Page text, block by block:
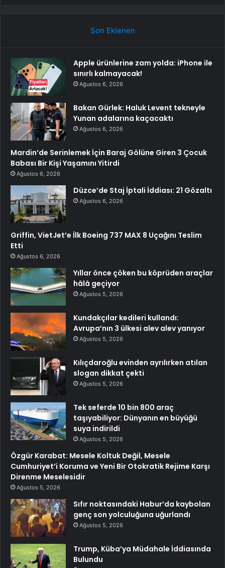
Son Eklenen
Apple ürünlerine zam yolda: iPhone ile
sınırlı kalmayacak!
Ağustos 6, 2026
Bakan Gürlek: Haluk Levent tekneyle
Yunan adalarına kaçacaktı
Ağustos 6, 2026
Mardin’de Serinlemek İçin Baraj Gölüne Giren 3 Çocuk
Babası Bir Kişi Yaşamını Yitirdi
Ağustos 6, 2026
Düzce’de Staj İptali İddiası: 21 Gözaltı
Ağustos 6, 2026
Griffin, VietJet’e İlk Boeing 737 MAX 8 Uçağını Teslim
Etti
Ağustos 6, 2026
Yıllar önce çöken bu köprüden araçlar
hâlâ geçiyor
Ağustos 5, 2026
Kundakçılar kedileri kullandı:
Avrupa’nın 3 ülkesi alev alev yanıyor
Ağustos 5, 2026
Kılıçdaroğlu evinden ayrılırken atılan
slogan dikkat çekti
Ağustos 5, 2026
Tek seferde 10 bin 800 araç
taşıyabiliyor: Dünyanın en büyüğü
suya indirildi
Ağustos 5, 2026
Özgür Karabat: Mesele Koltuk Değil, Mesele
Cumhuriyet’i Koruma ve Yeni Bir Otokratik Rejime Karşı
Direnme Meselesidir
Ağustos 5, 2026
Sıfır noktasındaki Habur’da kaybolan
genç son yolculuğuna uğurlandı
Ağustos 5, 2026
Trump, Küba’ya Müdahale İddiasında
Bulundu